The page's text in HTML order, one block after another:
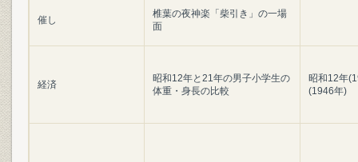
催し
椎葉の夜神楽「柴引き」の一場
面
経済
昭和12年と21年の男子小学生の
体重・身長の比較
昭和12年
(1946年)